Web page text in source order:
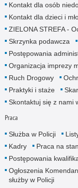
Kontakt dla osób
Kontakt dla dzieci i
ZIELONA STREFA -
Skrzynka podawcza
Postępowania
Organizacja imprezy
Ruch Drogowy
Praktyki i staże
Skontaktuj się z nami
Praca
Służba w Policji
Kadry
Praca na
Postępowania
Ogłoszenia
służby w Policji